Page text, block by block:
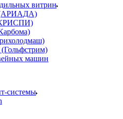
витрин
(Гольфстрим)
машин
системы